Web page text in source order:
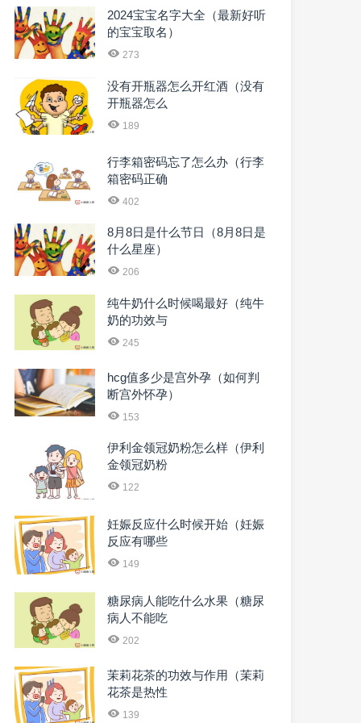
2024宝宝名字大全（最新好听
的宝宝取名）
273
没有开瓶器怎么开红酒（没有
开瓶器怎么
189
行李箱密码忘了怎么办（行李
箱密码正确
402
8月8日是什么节日（8月8日是
什么星座）
206
纯牛奶什么时候喝最好（纯牛
奶的功效与
245
hcg值多少是宫外孕（如何判
断宫外怀孕）
153
伊利金领冠奶粉怎么样（伊利
金领冠奶粉
122
妊娠反应什么时候开始（妊娠
反应有哪些
149
糖尿病人能吃什么水果（糖尿
病人不能吃
202
茉莉花茶的功效与作用（茉莉
花茶是热性
139